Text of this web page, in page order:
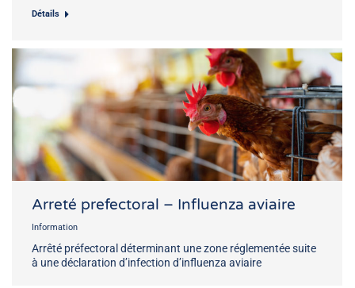
Détails
Arreté prefectoral – Influenza aviaire
Information
Arrêté préfectoral déterminant une zone réglementée suite
à une déclaration d’infection d’influenza aviaire